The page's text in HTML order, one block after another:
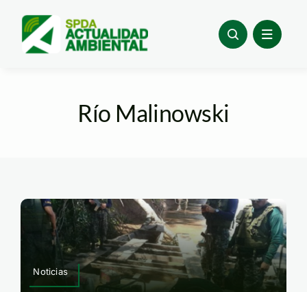
content
Río Malinowski
Noticias